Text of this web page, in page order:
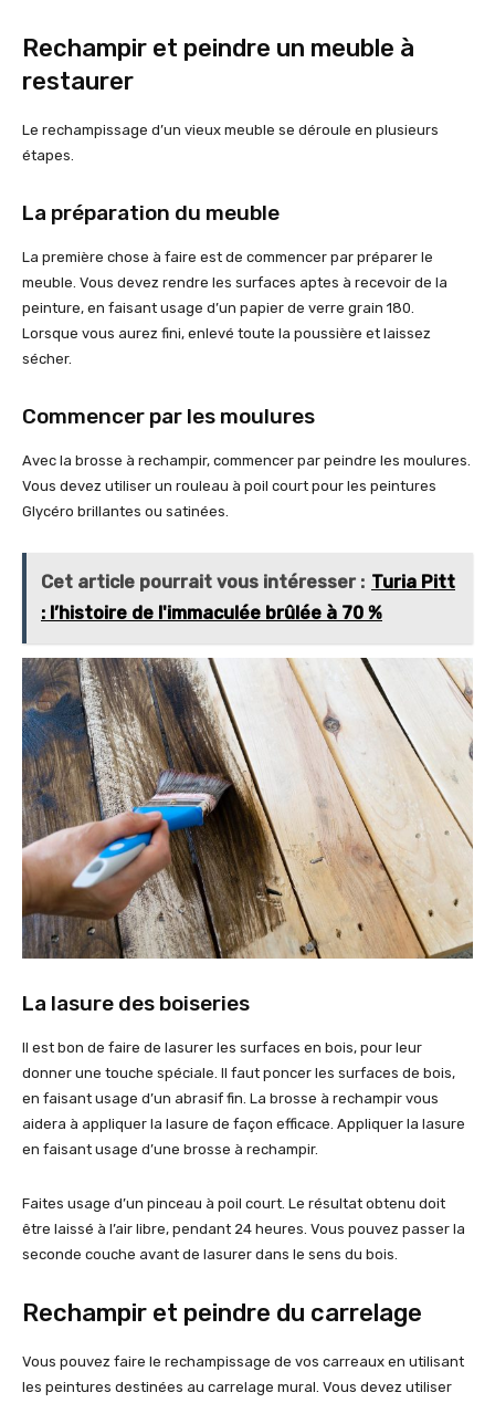
Rechampir et peindre un meuble à
restaurer
Le rechampissage d’un vieux meuble se déroule en plusieurs
étapes.
La préparation du meuble
La première chose à faire est de commencer par préparer le
meuble. Vous devez rendre les surfaces aptes à recevoir de la
peinture, en faisant usage d’un papier de verre grain 180.
Lorsque vous aurez fini, enlevé toute la poussière et laissez
sécher.
Commencer par les moulures
Avec la brosse à rechampir, commencer par peindre les moulures.
Vous devez utiliser un rouleau à poil court pour les peintures
Glycéro brillantes ou satinées.
Cet article pourrait vous intéresser : Turia Pitt
: l’histoire de l'immaculée brûlée à 70 %
La lasure des boiseries
Il est bon de faire de lasurer les surfaces en bois, pour leur
donner une touche spéciale. Il faut poncer les surfaces de bois,
en faisant usage d’un abrasif fin. La brosse à rechampir vous
aidera à appliquer la lasure de façon efficace. Appliquer la lasure
en faisant usage d’une brosse à rechampir.
Faites usage d’un pinceau à poil court. Le résultat obtenu doit
être laissé à l’air libre, pendant 24 heures. Vous pouvez passer la
seconde couche avant de lasurer dans le sens du bois.
Rechampir et peindre du carrelage
Vous pouvez faire le rechampissage de vos carreaux en utilisant
les peintures destinées au carrelage mural. Vous devez utiliser